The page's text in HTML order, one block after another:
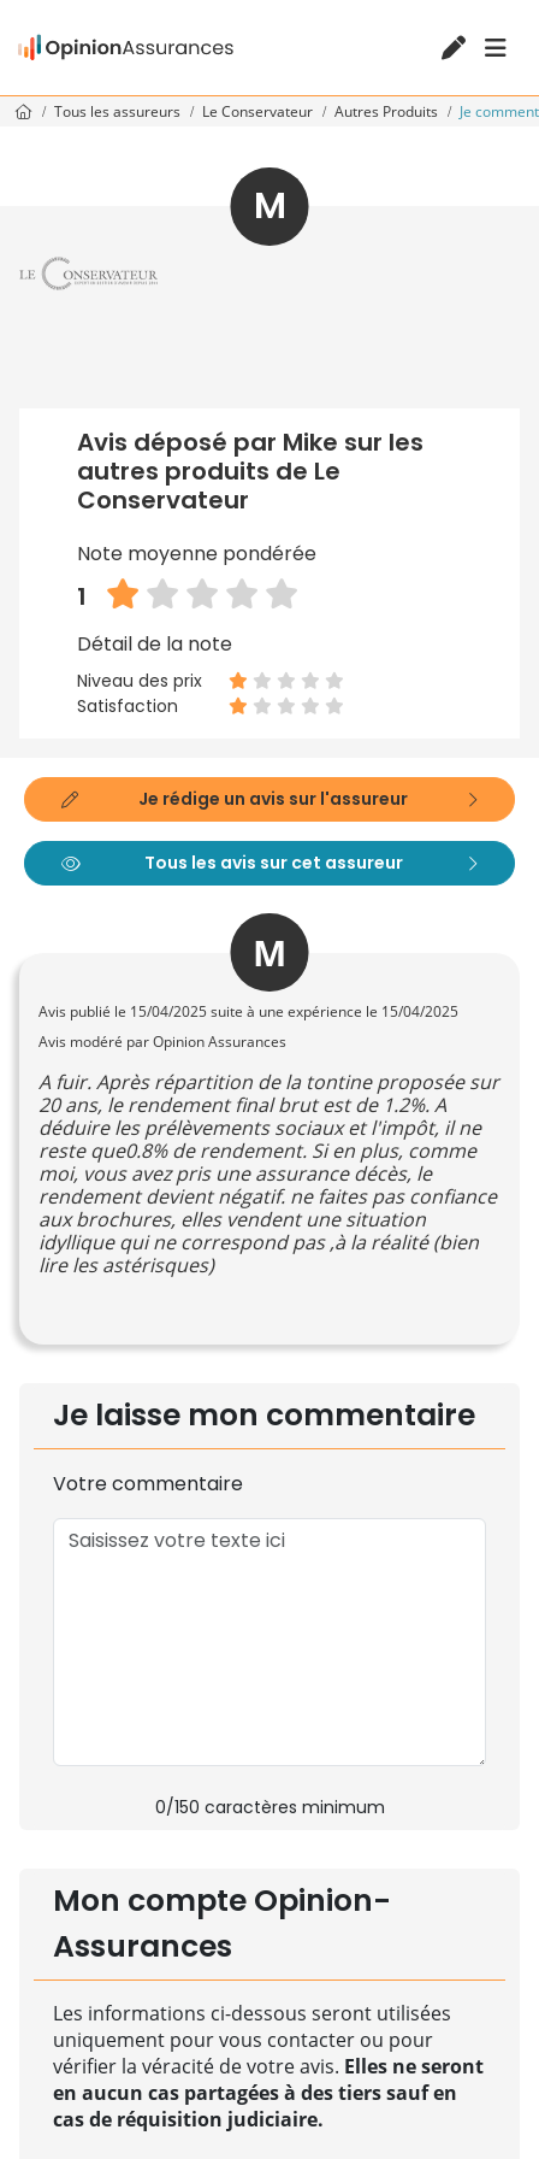
Tous les assureurs Le Conservateur Autres Produits Je
M
Avis déposé par Mike sur les
autres produits de Le
Conservateur
Note moyenne pondérée
1
Détail de la note
Niveau des prix
Satisfaction
Je rédige un avis sur l'assureur
Tous les avis sur cet assureur
M
Avis publié le 15/04/2025 suite à une expérience le 15/04/2025
Avis modéré par Opinion Assurances
A fuir. Après répartition de la tontine proposée sur
20 ans, le rendement final brut est de 1.2%. A
déduire les prélèvements sociaux et l'impôt, il ne
reste que0.8% de rendement. Si en plus, comme
moi, vous avez pris une assurance décès, le
rendement devient négatif. ne faites pas confiance
aux brochures, elles vendent une situation
idyllique qui ne correspond pas ,à la réalité (bien
lire les astérisques)
Je laisse mon commentaire
Votre commentaire
0/150 caractères minimum
Mon compte Opinion-
Assurances
Les informations ci-dessous seront utilisées
uniquement pour vous contacter ou pour
vérifier la véracité de votre avis. Elles ne seront
en aucun cas partagées à des tiers sauf en
cas de réquisition judiciaire.